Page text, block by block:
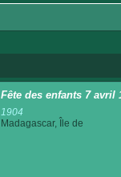
Fête des enfants 7 avril
1904
Madagascar, Île de